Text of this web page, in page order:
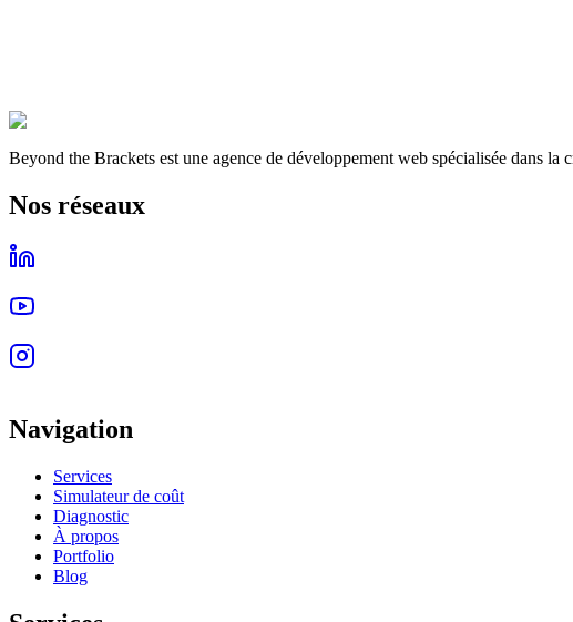
Beyond the Brackets est une agence de développement web spécialisée dans
Nos réseaux
Navigation
Services
Simulateur de coût
Diagnostic
À propos
Portfolio
Blog